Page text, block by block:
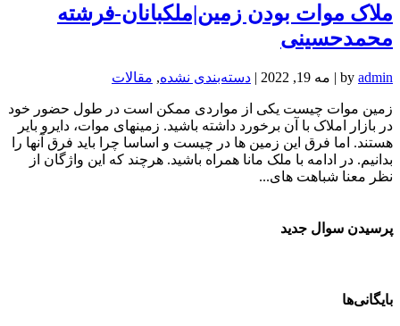
ملاک موات بودن زمین|ملکبانان-فرشته
محمدحسینی
by admin
| مه 19, 2022 | دسته‌بندی نشده, مقالات
زمین موات چیست یکی از مواردی ممکن است در طول حضور خود
در بازار املاک با آن برخورد داشته باشید. زمینهای موات، دایرو بایر
هستند. اما فرق این زمین ها در چیست و اساسا چرا باید فرق آنها را
بدانیم. در ادامه با ملک مانا همراه باشید. هرچند که این واژگان از
نظر معنا شباهت های...
پرسیدن سوال جدید
بایگانی‌ها